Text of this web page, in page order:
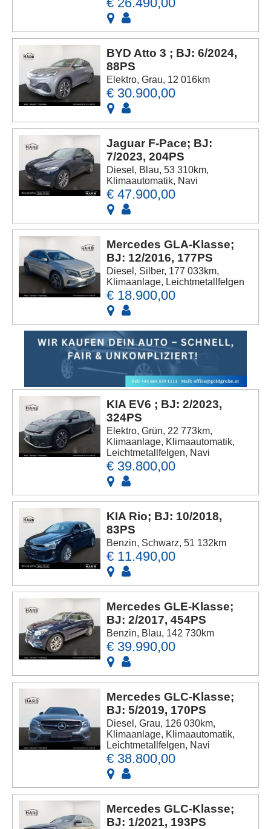
BYD Atto 3 ; BJ: 6/2024,
88PS
Elektro, Grau, 12 016km
€ 30.900,00
Jaguar F-Pace; BJ:
7/2023, 204PS
Diesel, Blau, 53 310km,
Klimaautomatik, Navi
€ 47.900,00
Mercedes GLA-Klasse;
BJ: 12/2016, 177PS
Diesel, Silber, 177 033km,
Klimaanlage, Leichtmetallfelgen
€ 18.900,00
KIA EV6 ; BJ: 2/2023,
324PS
Elektro, Grün, 22 773km,
Klimaanlage, Klimaautomatik,
Leichtmetallfelgen, Navi
€ 39.800,00
KIA Rio; BJ: 10/2018,
83PS
Benzin, Schwarz, 51 132km
€ 11.490,00
Mercedes GLE-Klasse;
BJ: 2/2017, 454PS
Benzin, Blau, 142 730km
€ 39.990,00
Mercedes GLC-Klasse;
BJ: 5/2019, 170PS
Diesel, Grau, 126 030km,
Klimaanlage, Klimaautomatik,
Leichtmetallfelgen, Navi
€ 38.800,00
Mercedes GLC-Klasse;
BJ: 1/2021, 193PS